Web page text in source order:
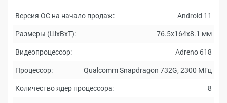
Версия ОС на начало продаж: Android 11
Размеры (ШxВxТ): 76.5x164x8.1 мм
Видеопроцессор: Adreno 618
Процессор: Qualcomm Snapdragon 732G, 2300 МГц
Количество ядер процессора: 8